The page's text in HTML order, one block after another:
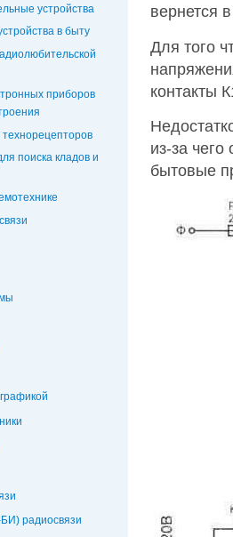
устройства
в быту
приборов
поиска кладов и
радиосвязи
вернется
Для того
контакты
из-за
бытовые